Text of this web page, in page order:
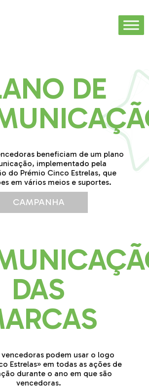
DE
beneficiam de um plano
implementado pela
do Prémio Cinco Estrelas, que
em vários meios e suportes.
CAMPANHA
DAS
vencedoras podem usar o logo
Estrelas» em todas as ações de
durante o ano em que são
vencedoras.